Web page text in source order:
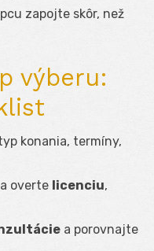
zapojte skôr, než
výberu:
konania, termíny,
overte licenciu,
a porovnajte